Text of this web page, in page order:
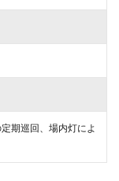
期巡回、場内灯によ